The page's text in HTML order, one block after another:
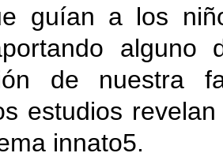
guían a los
de nuestra
estudios
innato5.